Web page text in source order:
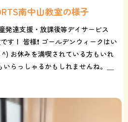
南中山教室の様子
発達支援・放課後等デイサービス
す！ 皆様❗️ ゴールデンウィークはい
^) お休みを満喫されている方もいれ
らっしゃるかもしれませんね。＿